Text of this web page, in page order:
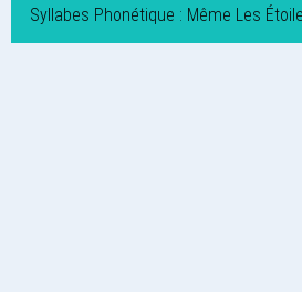
Syllabes Phonétique : Même Les